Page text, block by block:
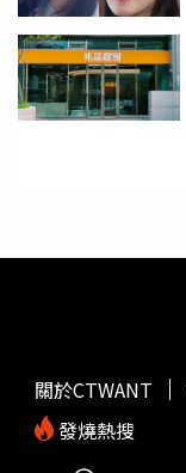
關於CTWANT
發燒熱搜